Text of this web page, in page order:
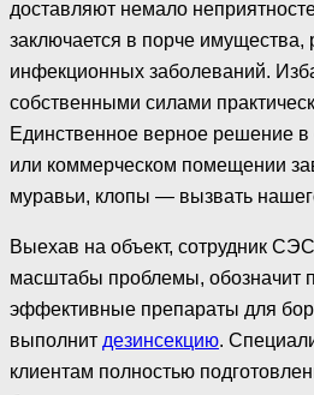
доставляют немало
заключается в порче имущества,
инфекционных заболеваний.
собственными силами
Единственное верное решение
или коммерческом помещении
муравьи, клопы — вызвать
Выехав на объект, сотрудник
масштабы проблемы, обозначит
эффективные препараты для
выполнит дезинсекцию.
клиентам полностью